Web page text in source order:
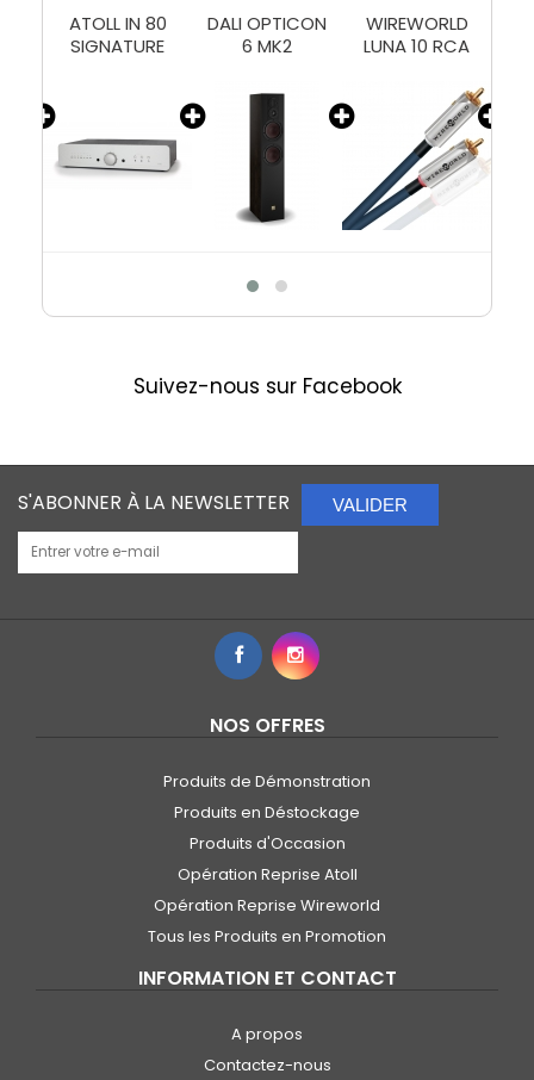
ATOLL IN 80
SIGNATURE
DALI OPTICON
6 MK2
WIREWORLD
LUNA 10 RCA
Suivez-nous sur Facebook
S'ABONNER À LA NEWSLETTER VALIDER
NOS OFFRES
Produits de Démonstration
Produits en Déstockage
Produits d'Occasion
Opération Reprise Atoll
Opération Reprise Wireworld
Tous les Produits en Promotion
INFORMATION ET CONTACT
A propos
Contactez-nous